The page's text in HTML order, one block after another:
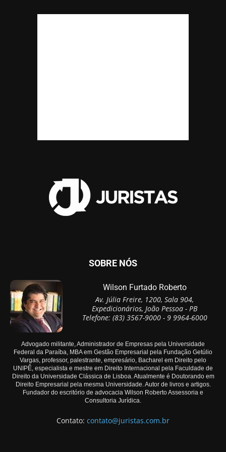
SOBRE NÓS
Wilson Furtado Roberto
Av. Júlia Freire, 1200, Sala 904,
Expedicionários, João Pessoa - PB
Telefone: (83) 3567-9000 - 9 9964-6000
Advogado militante, Administrador de Empresas pela Universidade
Federal da Paraíba, MBA em Gestão Empresarial pela Fundação Getúlio
Vargas, professor, palestrante, empresário, Bacharel em Direito pelo
UNIPÊ, especialista e mestre em Direito Internacional pela Faculdade de
Direito da Universidade Clássica de Lisboa. Atualmente é Doutorando em
Direito Empresarial pela mesma Universidade. Autor de livros e artigos.
Fundador do escritório de advocacia Wilson Roberto Assessoria e
Consultoria Jurídica.
Contato: contato@juristas.com.br